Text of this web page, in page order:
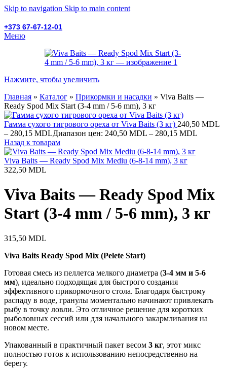
Skip to navigation Skip to main content
+373 67-67-12-01
Меню
Нажмите, чтобы увеличить
Главная » Каталог » Прикормки и насадки » Viva Baits —
Ready Spod Mix Start (3-4 mm / 5-6 mm), 3 кг
Гамма сухого тигрового ореха от Viva Baits (3 кг) 240,50 MDL
– 280,15 MDLДиапазон цен: 240,50 MDL – 280,15 MDL
Назад к товарам
Viva Baits — Ready Spod Mix Mediu (6-8-14 mm), 3 кг
322,50 MDL
Viva Baits — Ready Spod Mix
Start (3-4 mm / 5-6 mm), 3 кг
315,50 MDL
Viva Baits Ready Spod Mix (Pelete Start)
Готовая смесь из пеллетса мелкого диаметра (3-4 мм и 5-6
мм), идеально подходящая для быстрого создания
эффективного прикормочного стола. Благодаря быстрому
распаду в воде, гранулы моментально начинают привлекать
рыбу в точку ловли. Это отличное решение для коротких
рыболовных сессий или для начального закармливания на
новом месте.
Упакованный в практичный пакет весом 3 кг, этот микс
полностью готов к использованию непосредственно на
берегу.